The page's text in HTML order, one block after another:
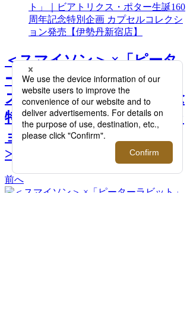
ト」｜ビアトリクス・ポター生誕160
周年記念特別企画 カプセルコレクシ
ョン発売【伊勢丹新宿店】
＜スマイソン＞ ×「ピータ
ーラビット」｜ビアトリク
ス・ポター生誕160周年記念
特別企画 カプセルコレクシ
ョン発売【伊勢丹新宿店】
>>
前へ